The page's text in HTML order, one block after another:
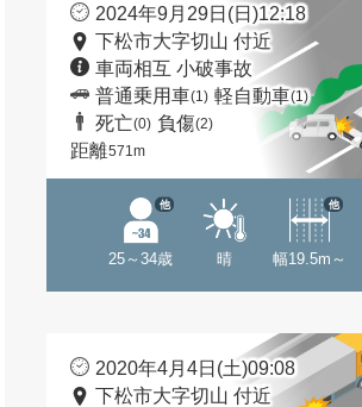
2024年9月29日(日)12:18
下松市大字切山 付近
車両相互 小破事故
普通乗用車(1) 軽自動車(1)
死亡(0) 負傷(2)
距離571m
25～34歳
他
晴 幅19.5m～
他
2020年4月4日(土)09:08
下松市大字切山 付近